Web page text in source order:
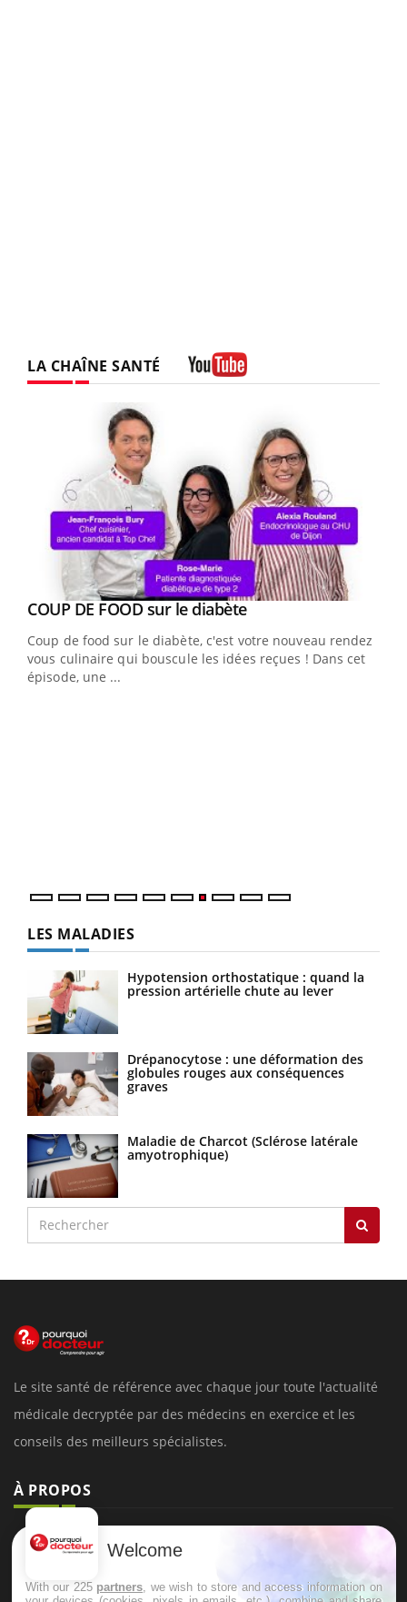
LA CHAÎNE SANTÉ
Youtube
COUP DE FOOD sur le diabèteYoutube
Coup de food sur le diabète, c'est votre nouveau rendez-
vous culinaire qui bouscule les idées reçues ! Dans cet
épisode, une ...
LES MALADIES
Hypotension orthostatique : quand la
pression artérielle chute au lever
Drépanocytose : une déformation des
globules rouges aux conséquences
graves
Maladie de Charcot (Sclérose latérale
amyotrophique)
Le site santé de référence avec chaque jour toute l'actualité
médicale decryptée par des médecins en exercice et les
conseils des meilleurs spécialistes.
À PROPOS
Données personnelles et cookies
Conditions d'utilisation
Welcome
With our 225 partners , we wish to store and access information on